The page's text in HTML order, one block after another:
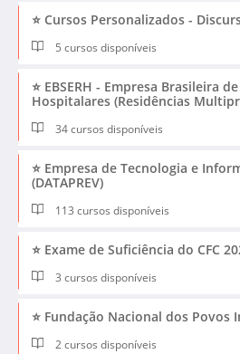
⭐ Cursos Personalizados -
5 cursos disponíveis
⭐ EBSERH - Empresa Brasileira
Hospitalares (Residências
34 cursos disponíveis
⭐ Empresa de Tecnologia e
(DATAPREV)
113 cursos disponíveis
⭐ Exame de Suficiência do CFC
3 cursos disponíveis
⭐ Fundação Nacional dos Povos
2 cursos disponíveis